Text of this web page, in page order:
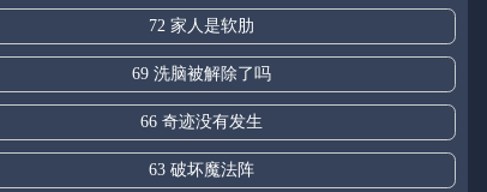
72 家人是软肋
69 洗脑被解除了吗
66 奇迹没有发生
63 破坏魔法阵